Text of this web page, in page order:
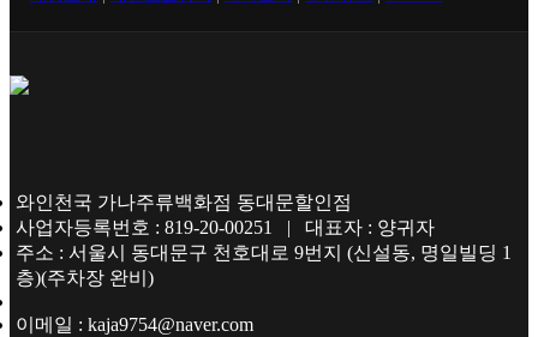
와인천국 가나주류백화점 동대문할인점
사업자등록번호 : 819-20-00251 | 대표자 : 양귀자
주소 : 서울시 동대문구 천호대로 9번지 (신설동, 명일빌딩 1
층)(주차장 완비)
이메일 : kaja9754@naver.com